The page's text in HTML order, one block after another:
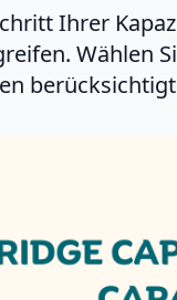
Ihrer
Wählen